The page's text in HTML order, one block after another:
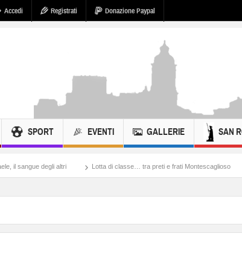
Accedi Registrati Donazione Paypal
SPORT EVENTI GALLERIE SAN
altri Lotta di classe… tra preti e frati Montescaglioso Tonache,